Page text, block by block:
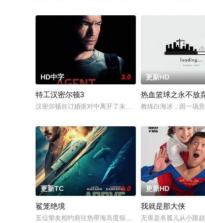
HD中字 3.0
特工汉密尔顿3
汉密尔顿在订婚派对中离开了未婚妻，但他内心仍然渴望
更新HD
热血篮球之永不放
教练白海冰，因一场
更新TC 9.0
鲨笼绝境
五位挚友相约前往热带海岛度假，计划在碧蓝海域中体验
更新HD
我就是那大侠
无畏是名孤儿从小跟